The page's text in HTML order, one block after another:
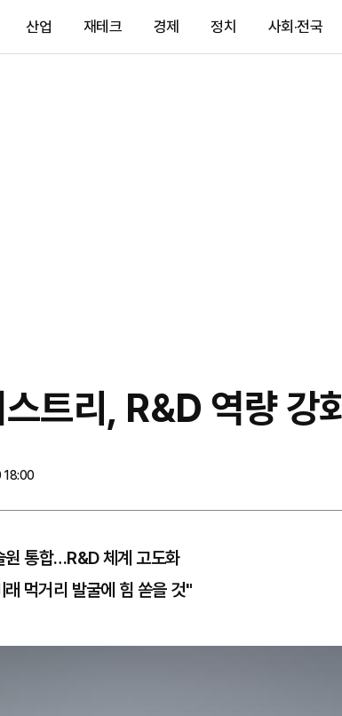
산업 재테크 경제 정치 사회·전국
트리, R&D 역량 강
18:00
원 통합…R&D 체계 고도화
먹거리 발굴에 힘 쏟을 것"